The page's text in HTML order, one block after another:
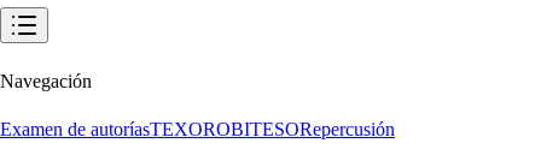
Navegación
Examen de autoríasTEXOROBITESORepercusión